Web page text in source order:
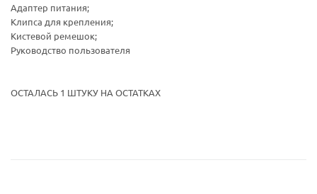
Адаптер питания;
Клипса для крепления;
Кистевой ремешок;
Руководство пользователя
ОСТАЛАСЬ 1 ШТУКУ НА ОСТАТКАХ